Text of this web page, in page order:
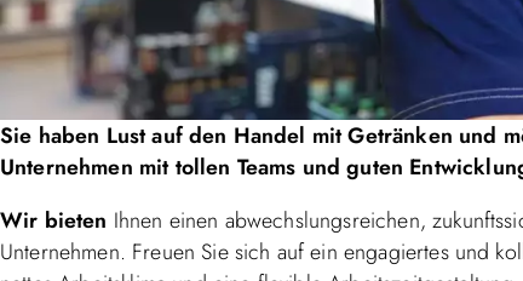
Sie haben Lust auf den Handel mit Getränken und
Unternehmen mit tollen Teams und guten
Wir bieten Ihnen einen abwechslungsreichen,
Unternehmen. Freuen Sie sich auf ein engagiertes und